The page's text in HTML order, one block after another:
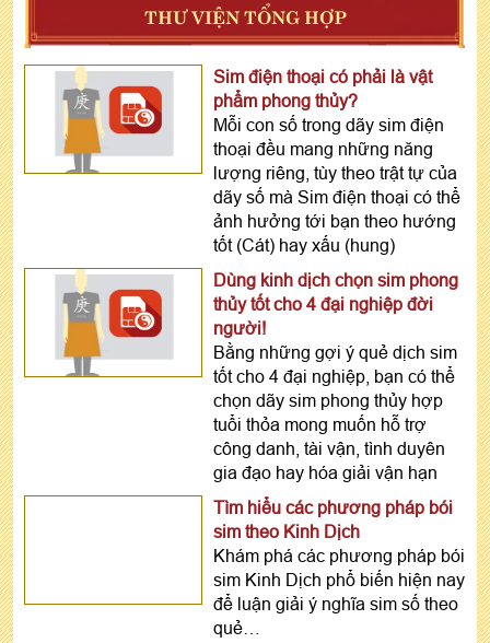
THƯ VIỆN TỔNG HỢP
Sim điện thoại có phải là vật
phẩm phong thủy?
Mỗi con số trong dãy sim điện
thoại đều mang những năng
lượng riêng, tùy theo trật tự của
dãy số mà Sim điện thoại có thể
ảnh hưởng tới bạn theo hướng
tốt (Cát) hay xấu (hung)
Dùng kinh dịch chọn sim phong
thủy tốt cho 4 đại nghiệp đời
người!
Bằng những gợi ý quẻ dịch sim
tốt cho 4 đại nghiệp, bạn có thể
chọn dãy sim phong thủy hợp
tuổi thỏa mong muốn hỗ trợ
công danh, tài vận, tình duyên
gia đạo hay hóa giải vận hạn
Tìm hiểu các phương pháp bói
sim theo Kinh Dịch
Khám phá các phương pháp bói
sim Kinh Dịch phổ biến hiện nay
để luận giải ý nghĩa sim số theo
quẻ…